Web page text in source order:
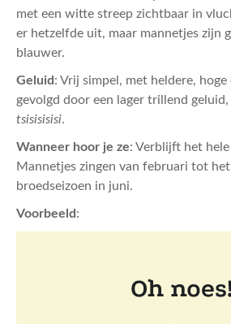
met een witte streep zichtbaar in
er hetzelfde uit, maar mannetjes zijn
blauwer.
Geluid: Vrij simpel, met heldere,
gevolgd door een lager trillend geluid,
tsisisisisi.
Wanneer hoor je ze: Verblijft het
Mannetjes zingen van februari tot
broedseizoen in juni.
Voorbeeld: